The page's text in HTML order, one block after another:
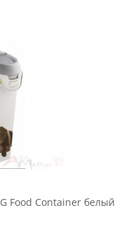
Food Container белый